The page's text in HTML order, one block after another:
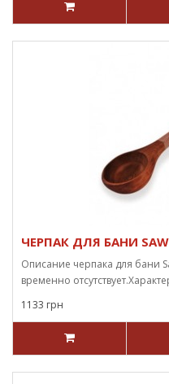
ЧЕРПАК ДЛЯ БАНИ
Описание черпака для бани
временно
1133 грн